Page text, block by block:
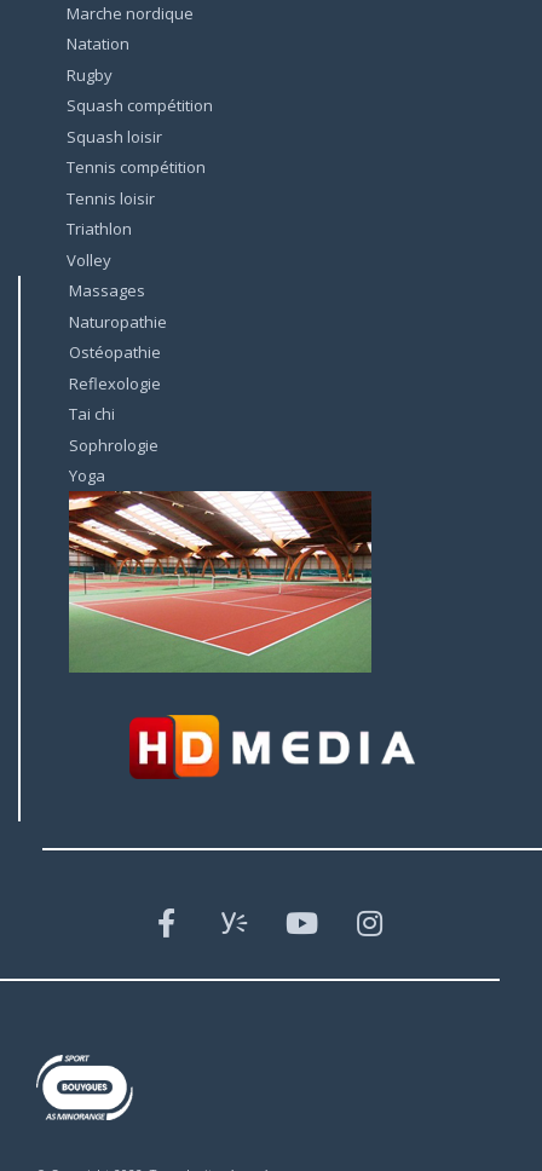
Marche nordique
Natation
Rugby
Squash compétition
Squash loisir
Tennis compétition
Tennis loisir
Triathlon
Volley
Massages
Naturopathie
Ostéopathie
Reflexologie
Tai chi
Sophrologie
Yoga